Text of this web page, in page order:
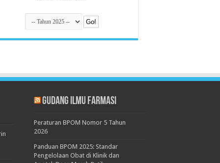
Gudang Ilmu Farmasi
Peraturan BPOM Nomor 5 Tahun
2026
Panduan BPOM 2025: Standar
Pengelolaan Obat di Klinik dan